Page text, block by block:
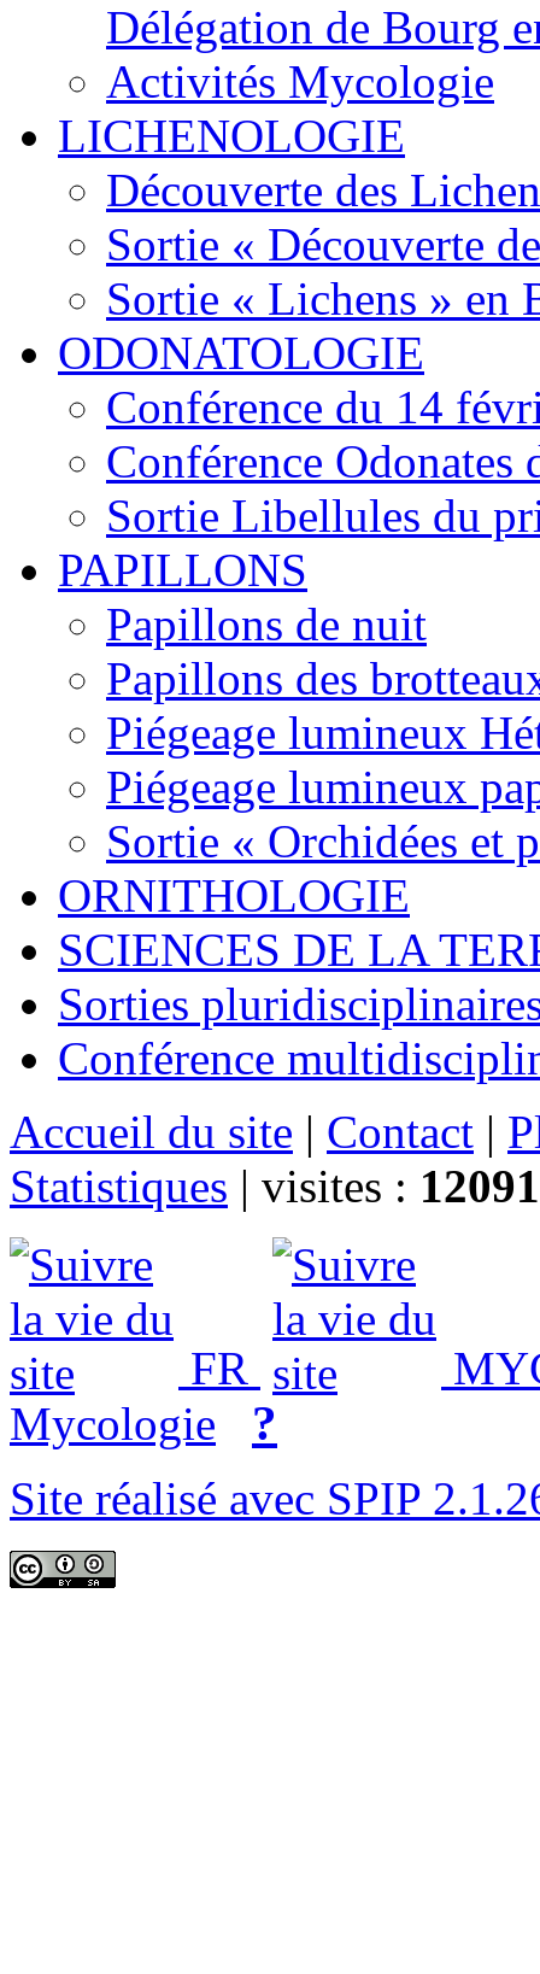
Délégation de Bourg
Activités Mycologie
LICHENOLOGIE
Découverte des
Sortie « Découverte
Sortie « Lichens » en
ODONATOLOGIE
Conférence du 14
Conférence
Sortie Libellules du
PAPILLONS
Papillons de nuit
Papillons des
Piégeage lumineux
Piégeage lumineux
Sortie « Orchidées et
ORNITHOLOGIE
SCIENCES DE LA
Sorties
Conférence
Accueil du site | Contact |
Statistiques | visites :
FR
Mycologie
?
Site réalisé avec SPIP